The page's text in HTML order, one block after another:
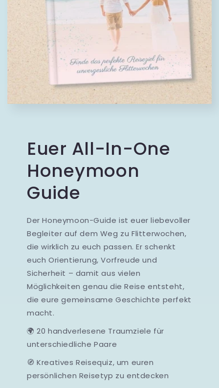
Euer All-In-One
Honeymoon
Guide
Der Honeymoon-Guide ist euer liebevoller
Begleiter auf dem Weg zu Flitterwochen,
die wirklich zu euch passen. Er schenkt
euch Orientierung, Vorfreude und
Sicherheit – damit aus vielen
Möglichkeiten genau die Reise entsteht,
die eure gemeinsame Geschichte perfekt
macht.
🌍 20 handverlesene Traumziele für
unterschiedliche Paare
🧭 Kreatives Reisequiz, um euren
persönlichen Reisetyp zu entdecken